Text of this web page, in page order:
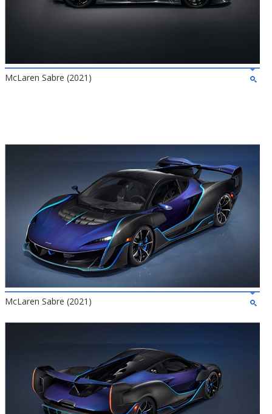
McLaren Sabre (2021)
McLaren Sabre (2021)